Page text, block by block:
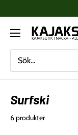
innehåll
Kajaksidan
Surfski
6 produkter